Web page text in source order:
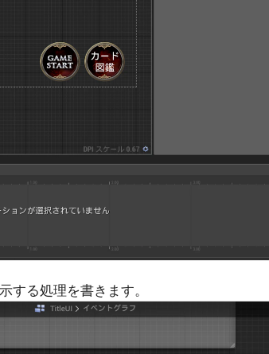
する処理を書きます。